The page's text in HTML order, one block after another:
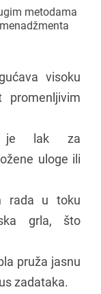
metodama
visoku
promenljivim
je lak za
uloge ili
rada u toku
grla, što
pruža jasnu
zadataka.